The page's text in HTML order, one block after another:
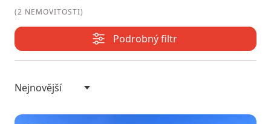
(2 NEMOVITOSTI)
Podrobný filtr